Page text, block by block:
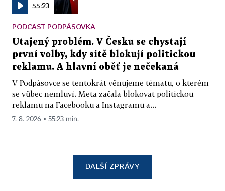
55:23
PODCAST PODPÁSOVKA
Utajený problém. V Česku se chystají
první volby, kdy sítě blokují politickou
reklamu. A hlavní oběť je nečekaná
V Podpásovce se tentokrát věnujeme tématu, o kterém
se vůbec nemluví. Meta začala blokovat politickou
reklamu na Facebooku a Instagramu a...
7. 8. 2026 ▪ 55:23 min.
DALŠÍ ZPRÁVY